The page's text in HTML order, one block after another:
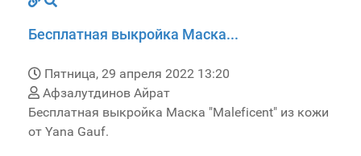
Бесплатная выкройка Маска...
Пятница, 29 апреля 2022 13:20
Афзалутдинов Айрат
Бесплатная выкройка Маска "Maleficent" из кожи
от Yana Gauf.